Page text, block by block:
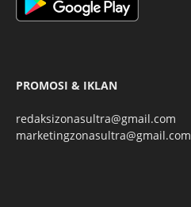
PROMOSI & IKLAN
redaksizonasultra@gmail.com
marketingzonasultra@gmail.com